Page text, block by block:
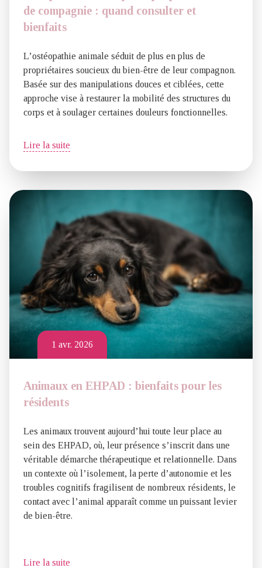
de compagnie : quand consulter et
bienfaits
L’ostéopathie animale séduit de plus en plus de
propriétaires soucieux du bien-être de leur compagnon.
Basée sur des manipulations douces et ciblées, cette
approche vise à restaurer la mobilité des structures du
corps et à soulager certaines douleurs fonctionnelles.
Lire la suite
1 avr. 2026
Animaux en EHPAD : bienfaits pour les
résidents
Les animaux trouvent aujourd’hui toute leur place au
sein des EHPAD, où, leur présence s’inscrit dans une
véritable démarche thérapeutique et relationnelle. Dans
un contexte où l’isolement, la perte d’autonomie et les
troubles cognitifs fragilisent de nombreux résidents, le
contact avec l’animal apparaît comme un puissant levier
de bien-être.
Lire la suite